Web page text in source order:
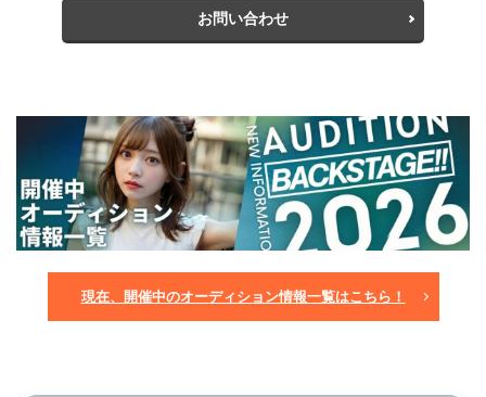
お問い合わせ
現在、開催中のオーディション情報一覧はこちら！